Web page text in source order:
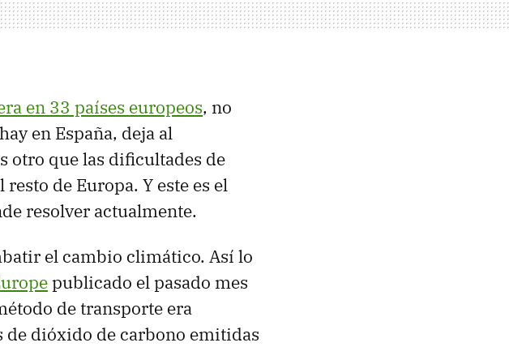
en 33 países europeos, no
en España, deja al
otro que las dificultades de
de Europa. Y este es el
resolver actualmente.
el cambio climático. Así lo
publicado el pasado mes
de transporte era
de dióxido de carbono emitidas